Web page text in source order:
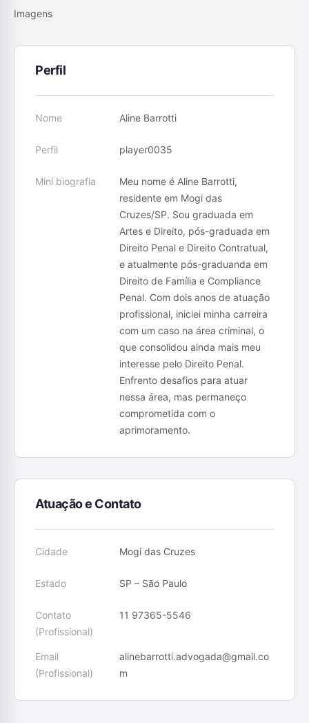
Imagens
Perfil
Nome Aline Barrotti
Perfil player0035
Mini biografia
Meu nome é Aline Barrotti,
residente em Mogi das
Cruzes/SP. Sou graduada em
Artes e Direito, pós-graduada em
Direito Penal e Direito Contratual,
e atualmente pós-graduanda em
Direito de Família e Compliance
Penal. Com dois anos de atuação
profissional, iniciei minha carreira
com um caso na área criminal, o
que consolidou ainda mais meu
interesse pelo Direito Penal.
Enfrento desafios para atuar
nessa área, mas permaneço
comprometida com o
aprimoramento.
Atuação e Contato
Cidade Mogi das Cruzes
Estado SP – São Paulo
Contato
(Profissional)
11 97365-5546
Email
(Profissional)
alinebarrotti.advogada@gmail.co
m